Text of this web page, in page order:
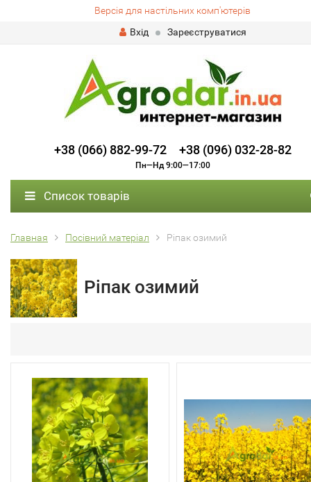
Версія для настільних комп'ютерів
Вхід
Зареєструватися
+38 (066) 882-99-72 +38 (096) 032-28-82
Пн—Нд 9:00—17:00
Список товарів
Главная Посівний матеріал Ріпак озимий
Ріпак озимий